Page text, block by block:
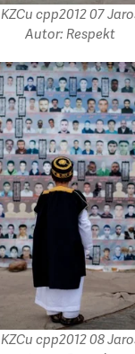
KZCu cpp2012 07
Autor: Respekt
KZCu cpp2012 08